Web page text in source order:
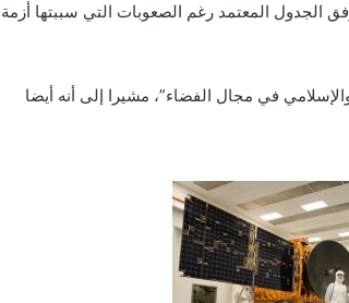
الجدول المعتمد رغم الصعوبات التي سببتها أزمة
في مجال الفضاء”، مشيرا إلى أنه أيضا